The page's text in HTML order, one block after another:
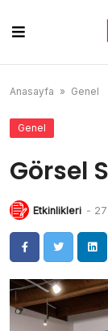
content
Anasayfa » Genel
Genel
Görsel
Etkinlikleri -